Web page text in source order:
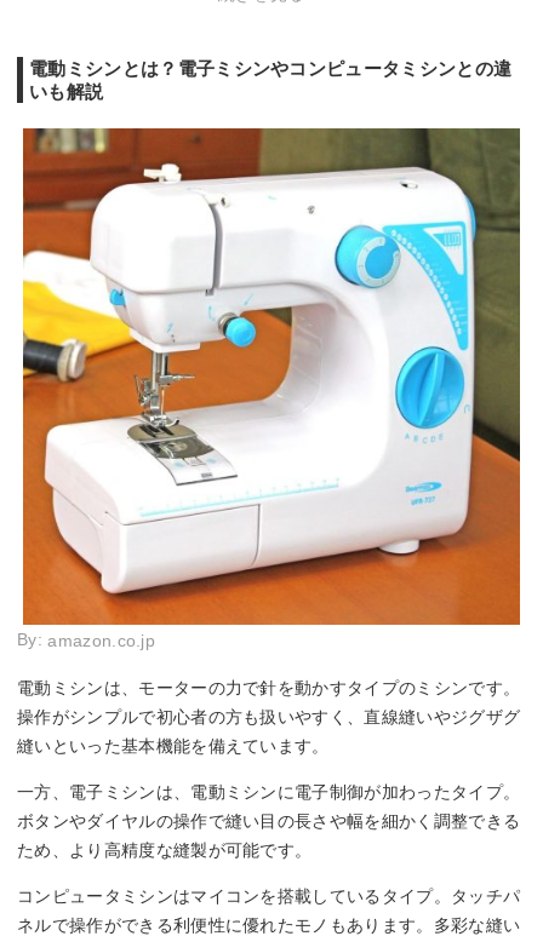
電動ミシンとは？電子ミシンやコンピュータミシンとの違
いも解説
By:amazon.co.jp
電動ミシンは、モーターの力で針を動かすタイプのミシンです。
操作がシンプルで初心者の方も扱いやすく、直線縫いやジグザグ
縫いといった基本機能を備えています。
一方、電子ミシンは、電動ミシンに電子制御が加わったタイプ。
ボタンやダイヤルの操作で縫い目の長さや幅を細かく調整できる
ため、より高精度な縫製が可能です。
コンピュータミシンはマイコンを搭載しているタイプ。タッチパ
ネルで操作ができる利便性に優れたモノもあります。多彩な縫い